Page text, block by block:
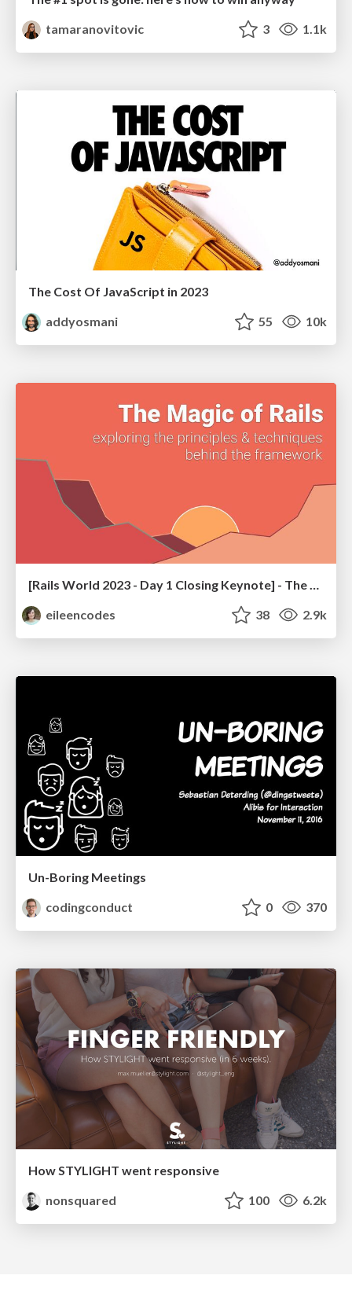
tamaranovitovic
3 1.1k
The Cost Of JavaScript in 2023
addyosmani
55 10k
[Rails World 2023 - Day 1 Closing Keynote] - The Magic of Rails
eileencodes
38 2.9k
Un-Boring Meetings
codingconduct
0 370
How STYLIGHT went responsive
nonsquared
100 6.2k